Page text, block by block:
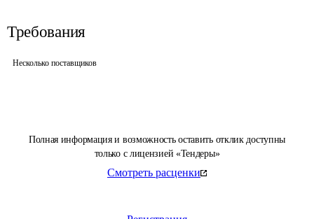
Полная информация и возможность оставить отклик доступны
только с лицензией «Тендеры»
Смотреть расценки
Требования
Несколько поставщиков